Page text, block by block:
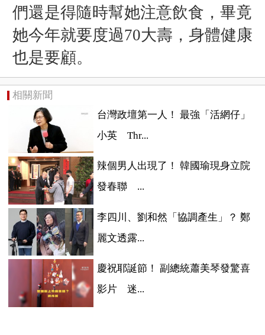
們還是得隨時幫她注意飲食，畢竟
她今年就要度過70大壽，身體健康
也是要顧。
相關新聞
台灣政壇第一人！ 最強「活網仔」
小英 Thr...
辣個男人出現了！ 韓國瑜現身立院
發春聯 ...
李四川、劉和然「協調產生」？ 鄭
麗文透露...
慶祝耶誕節！ 副總統蕭美琴發驚喜
影片 迷...